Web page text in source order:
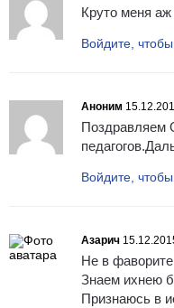
Круто меня
Войдите, чтобы
Аноним
Поздравляем
Войдите, чтобы
Азарич
Не в
Знаем ихнею
Признаюсь в